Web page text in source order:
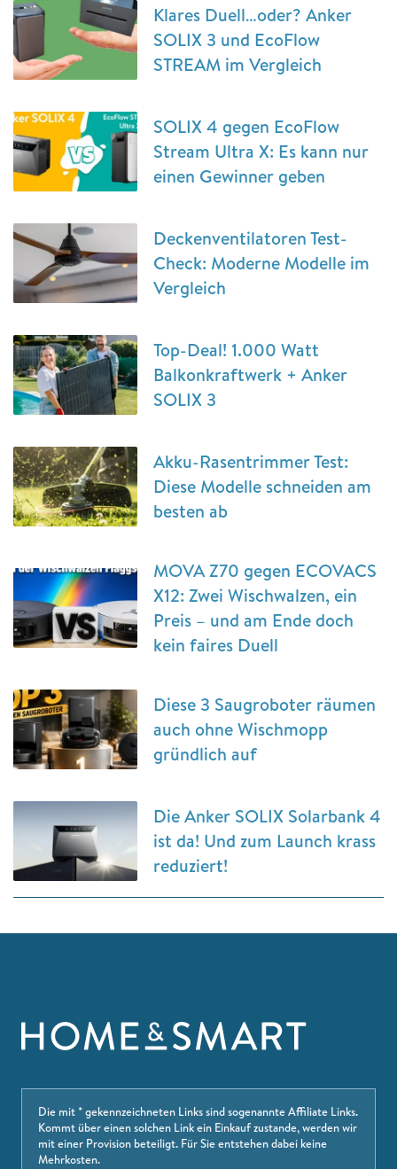
Klares Duell…oder? Anker
SOLIX 3 und EcoFlow
STREAM im Vergleich
SOLIX 4 gegen EcoFlow
Stream Ultra X: Es kann nur
einen Gewinner geben
Deckenventilatoren Test-
Check: Moderne Modelle im
Vergleich
Top-Deal! 1.000 Watt
Balkonkraftwerk + Anker
SOLIX 3
Akku-Rasentrimmer Test:
Diese Modelle schneiden am
besten ab
MOVA Z70 gegen ECOVACS
X12: Zwei Wischwalzen, ein
Preis – und am Ende doch
kein faires Duell
Diese 3 Saugroboter räumen
auch ohne Wischmopp
gründlich auf
Die Anker SOLIX Solarbank 4
ist da! Und zum Launch krass
reduziert!
Die mit * gekennzeichneten Links sind sogenannte Affiliate Links.
Kommt über einen solchen Link ein Einkauf zustande, werden wir
mit einer Provision beteiligt. Für Sie entstehen dabei keine
Mehrkosten.